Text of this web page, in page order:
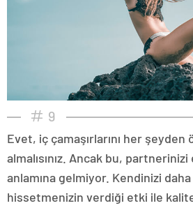
9
Evet, iç çamaşırlarını her şeyden
almalısınız. Ancak bu,
anlamına gelmiyor. Kendinizi
hissetmenizin verdiği etki ile